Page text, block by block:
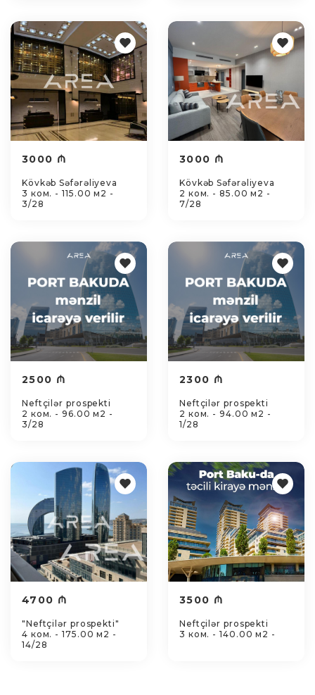
3000 ₼
Kövkəb Səfərəliyeva
3 ком. - 115.00 м2 -
3/28
3000 ₼
Kövkəb Səfərəliyeva
2 ком. - 85.00 м2 -
7/28
2500 ₼
Neftçilər prospekti
2 ком. - 96.00 м2 -
3/28
2300 ₼
Neftçilər prospekti
2 ком. - 94.00 м2 -
1/28
4700 ₼
"Neftçilər prospekti"
4 ком. - 175.00 м2 -
14/28
3500 ₼
Neftçilər prospekti
3 ком. - 140.00 м2 -